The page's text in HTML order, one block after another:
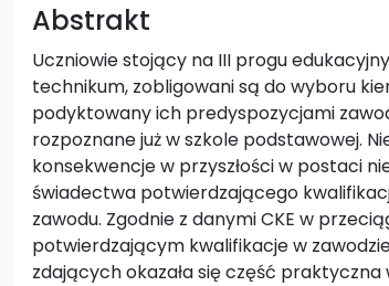
Abstrakt
Uczniowie stojący na III progu
technikum, zobligowani są do wyboru
podyktowany ich predyspozycjami
rozpoznane już w szkole podstawowej.
konsekwencje w przyszłości w postaci
świadectwa potwierdzającego
zawodu. Zgodnie z danymi CKE w
potwierdzającym kwalifikacje w
zdających okazała się część